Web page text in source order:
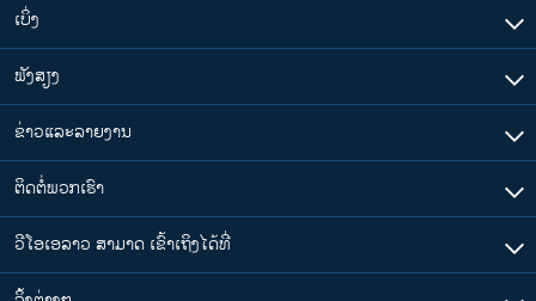
ເບິ່ງ
ຟັງສຽງ
ຂ່າວແລະລາຍງານ
ຕິດຕໍ່ພວກເຮົາ
ວີໂອເອລາວ ສາມາດ ເຂົ້າເຖິງໄດ້ທີ່